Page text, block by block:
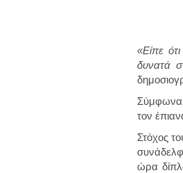
«Είπε
δυνατά
Σύμφωνα
τον
Στόχος
ώρα